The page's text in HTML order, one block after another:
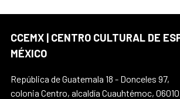
CCEMX | CENTRO CULTURAL DE
MÉXICO
República de Guatemala 18 - Donceles 97,
colonia Centro, alcaldía Cuauhtémoc,